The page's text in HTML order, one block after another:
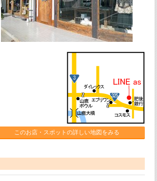
このお店・スポットの詳しい地図をみる